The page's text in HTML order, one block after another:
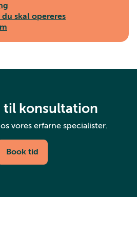
skal opereres
til konsultation
vores erfarne specialister.
Book tid